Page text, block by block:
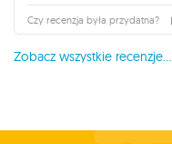
Czy recenzja była przydatna?
Zobacz wszystkie recenzje...